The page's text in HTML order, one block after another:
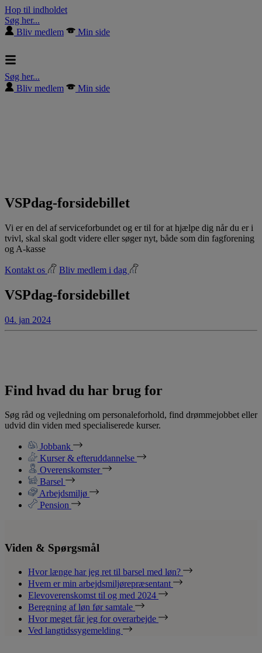
Hop til indholdet
Søg her...
Bliv medlem
Min side
Søg her...
Bliv medlem
Min side
VSPdag-forsidebillet
Vi er en del af serviceforbundet og er til for at hjælpe dig når du er i
tvivl, skal skal godt videre eller søger nyt, både som din fagforening
og A-kasse
Kontakt os Bliv medlem i dag
VSPdag-forsidebillet
04. jan 2024
Find hvad du har brug for
Søg råd og vejledning om personaleforhold, find drømmejobbet eller
udvid din viden med specialiserede kurser.
Jobbank
Kurser & efteruddannelse
Overenskomster
Barsel
Arbejdsmiljø
Pension
Viden & Spørgsmål
Hvor længe har jeg ret til barsel med løn?
Hvem er min arbejdsmiljørepræsentant
Elevoverenskomst til og med 2024
Beregning af løn før samtale
Hvor meget får jeg for overarbejde
Ved langtidssygemelding